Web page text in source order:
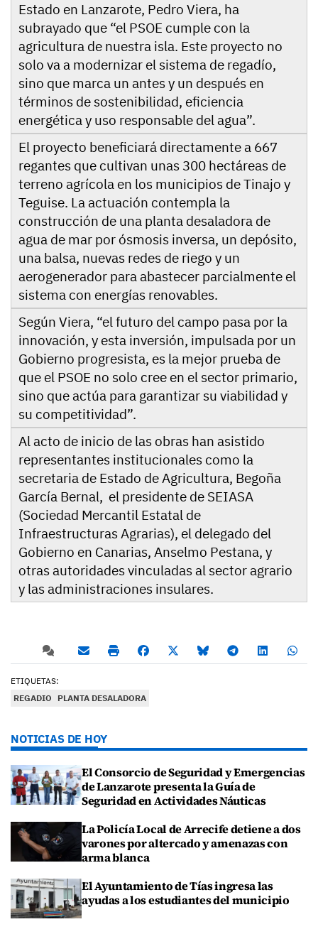
Estado en Lanzarote, Pedro Viera, ha
subrayado que “el PSOE cumple con la
agricultura de nuestra isla. Este proyecto no
solo va a modernizar el sistema de regadío,
sino que marca un antes y un después en
términos de sostenibilidad, eficiencia
energética y uso responsable del agua”.
El proyecto beneficiará directamente a 667
regantes que cultivan unas 300 hectáreas de
terreno agrícola en los municipios de Tinajo y
Teguise. La actuación contempla la
construcción de una planta desaladora de
agua de mar por ósmosis inversa, un depósito,
una balsa, nuevas redes de riego y un
aerogenerador para abastecer parcialmente el
sistema con energías renovables.
Según Viera, “el futuro del campo pasa por la
innovación, y esta inversión, impulsada por un
Gobierno progresista, es la mejor prueba de
que el PSOE no solo cree en el sector primario,
sino que actúa para garantizar su viabilidad y
su competitividad”.
Al acto de inicio de las obras han asistido
representantes institucionales como la
secretaria de Estado de Agricultura, Begoña
García Bernal, el presidente de SEIASA
(Sociedad Mercantil Estatal de
Infraestructuras Agrarias), el delegado del
Gobierno en Canarias, Anselmo Pestana, y
otras autoridades vinculadas al sector agrario
y las administraciones insulares.
ETIQUETAS:
REGADIO
PLANTA DESALADORA
NOTICIAS DE HOY
El Consorcio de Seguridad y Emergencias
de Lanzarote presenta la Guía de
Seguridad en Actividades Náuticas
La Policía Local de Arrecife detiene a dos
varones por altercado y amenazas con
arma blanca
El Ayuntamiento de Tías ingresa las
ayudas a los estudiantes del municipio